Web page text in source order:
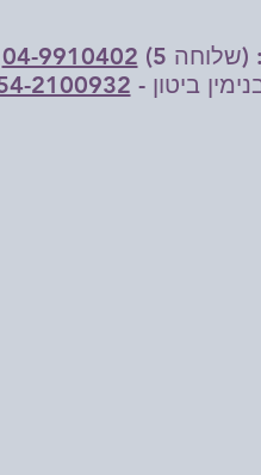
5)
04-9910402
ביטון - 2100932